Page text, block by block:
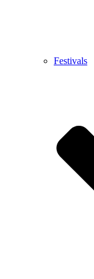
Festivals